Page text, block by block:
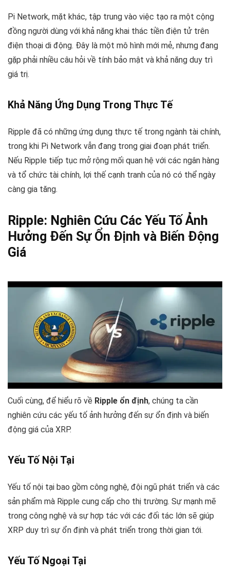
Pi Network, mặt khác, tập trung vào việc tạo ra một cộng
đồng người dùng với khả năng khai thác tiền điện tử trên
điện thoại di động. Đây là một mô hình mới mẻ, nhưng đang
gặp phải nhiều câu hỏi về tính bảo mật và khả năng duy trì
giá trị.
Khả Năng Ứng Dụng Trong Thực Tế
Ripple đã có những ứng dụng thực tế trong ngành tài chính,
trong khi Pi Network vẫn đang trong giai đoạn phát triển.
Nếu Ripple tiếp tục mở rộng mối quan hệ với các ngân hàng
và tổ chức tài chính, lợi thế cạnh tranh của nó có thể ngày
càng gia tăng.
Ripple: Nghiên Cứu Các Yếu Tố Ảnh
Hưởng Đến Sự Ổn Định và Biến Động
Giá
Cuối cùng, để hiểu rõ về Ripple ổn định, chúng ta cần
nghiên cứu các yếu tố ảnh hưởng đến sự ổn định và biến
động giá của XRP.
Yếu Tố Nội Tại
Yếu tố nội tại bao gồm công nghệ, đội ngũ phát triển và các
sản phẩm mà Ripple cung cấp cho thị trường. Sự mạnh mẽ
trong công nghệ và sự hợp tác với các đối tác lớn sẽ giúp
XRP duy trì sự ổn định và phát triển trong thời gian tới.
Yếu Tố Ngoại Tại